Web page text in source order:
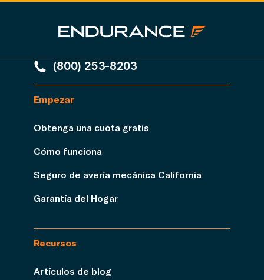
(800) 253-8203
Empezar
Obtenga una cuota gratis
Cómo funciona
Seguro de avería mecánica California
Garantía del Hogar
Recursos
Artículos de blog